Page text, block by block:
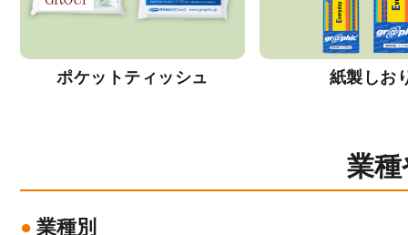
ポケットティッシュ 紙製しお
業
業種別